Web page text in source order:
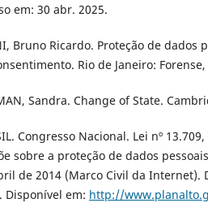
em: 30 abr. 2025.
Bruno Ricardo. Proteção de dados
Rio de Janeiro: Forense,
Sandra. Change of State.
Congresso Nacional. Lei nº
sobre a proteção de dados
de 2014 (Marco Civil da Internet).
Disponível em: http://